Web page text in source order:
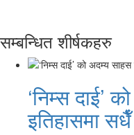
सम्बन्धित शीर्षकहरु
‘निम्स दाई’
इतिहासमा